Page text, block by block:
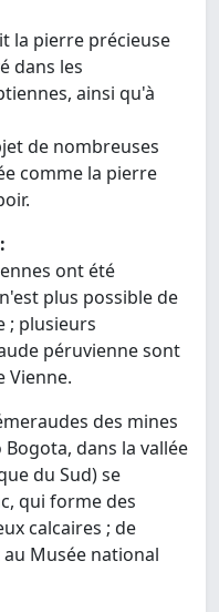
la pierre précieuse
dans les
ainsi qu'à
de nombreuses
comme la pierre
ont été
plus possible de
; plusieurs
péruvienne sont
Vienne.
des mines
dans la vallée
du Sud) se
qui forme des
calcaires ; de
Musée national